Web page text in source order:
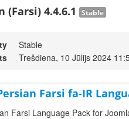
(Farsi) 4.4.6.1 Stable
Stable
Trešdiena, 10 Jūlijs 2024
Farsi fa-IR
Farsi Language Pack for